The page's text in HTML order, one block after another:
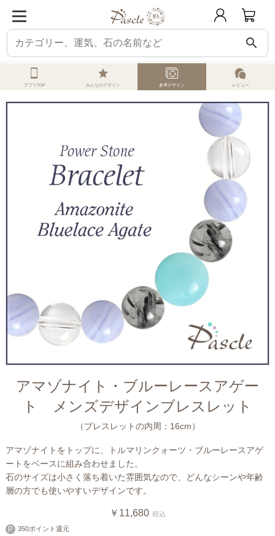
search
ホーム オーダーメイド 参考デザイン アマゾナイト アマゾナイト・ブ
アプリTOP みんなのデザイン 参考デザイン レビュー
アマゾナイト・ブルーレースアゲー
ト メンズデザインブレスレット
（ブレスレットの内周：16cm）
アマゾナイトをトップに、トルマリンクォーツ・ブルーレースアゲ
ートをベースに組み合わせました。
石のサイズは小さく落ち着いた雰囲気なので、どんなシーンや年齢
層の方でも使いやすいデザインです。
￥11,680 税込
350ポイント還元